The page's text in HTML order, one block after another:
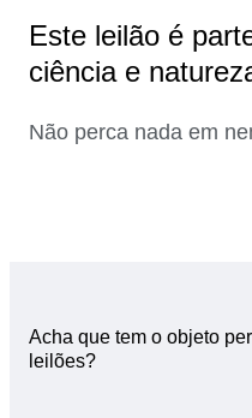
Este leilão é
ciência e
Não perca nada em
Acha que tem o objeto
leilões?